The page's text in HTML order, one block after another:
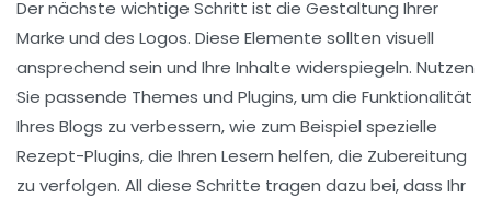
Der nächste wichtige Schritt ist die Gestaltung Ihrer
Marke und des Logos. Diese Elemente sollten visuell
ansprechend sein und Ihre Inhalte widerspiegeln. Nutzen
Sie passende Themes und Plugins, um die Funktionalität
Ihres Blogs zu verbessern, wie zum Beispiel spezielle
Rezept-Plugins, die Ihren Lesern helfen, die Zubereitung
zu verfolgen. All diese Schritte tragen dazu bei, dass Ihr